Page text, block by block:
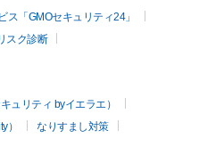
「GMOセキュリティ24」
スク診断
ュリティ byイエラエ）
）
なりすまし対策